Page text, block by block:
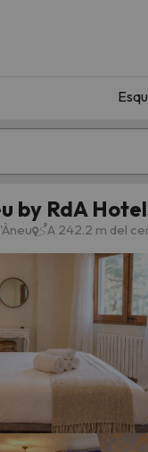
que
by RdA
A 242.2 m del